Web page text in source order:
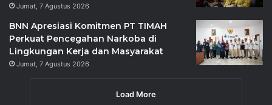
Jumat, 7 Agustus 2026
BNN Apresiasi Komitmen PT TIMAH
Perkuat Pencegahan Narkoba di
Lingkungan Kerja dan Masyarakat
Jumat, 7 Agustus 2026
Load More